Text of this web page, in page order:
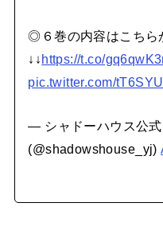
◎６巻の内容はこちら
↓↓https://t.co/
pic.twitter.com/
— シャドーハウス公式
(@shadowshouse_yj)